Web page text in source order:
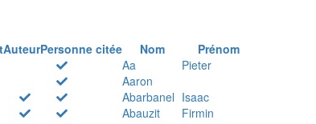
AuteurPersonne citée Nom
Prénom
Aa
Pieter
Aaron
Abarbanel Isaac
Abauzit
Firmin